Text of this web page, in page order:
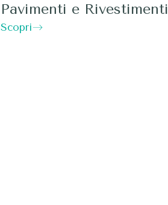
Pavimenti e Rivestimenti
Scopri